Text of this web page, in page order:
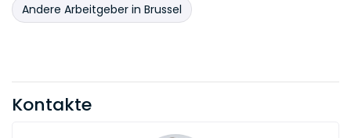
Andere Arbeitgeber in Brussel
Kontakte